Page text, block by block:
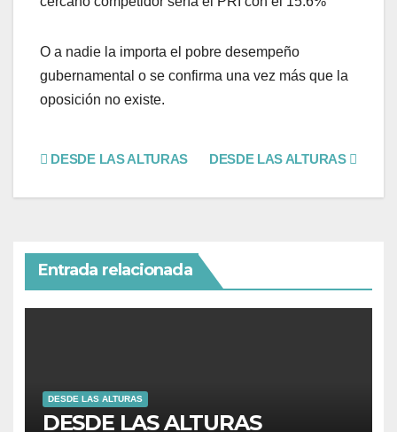
O a nadie la importa el pobre desempeño
gubernamental o se confirma una vez más que la
oposición no existe.
DESDE LAS ALTURAS
DESDE LAS ALTURAS
Entrada relacionada
DESDE LAS ALTURAS
DESDE LAS ALTURAS